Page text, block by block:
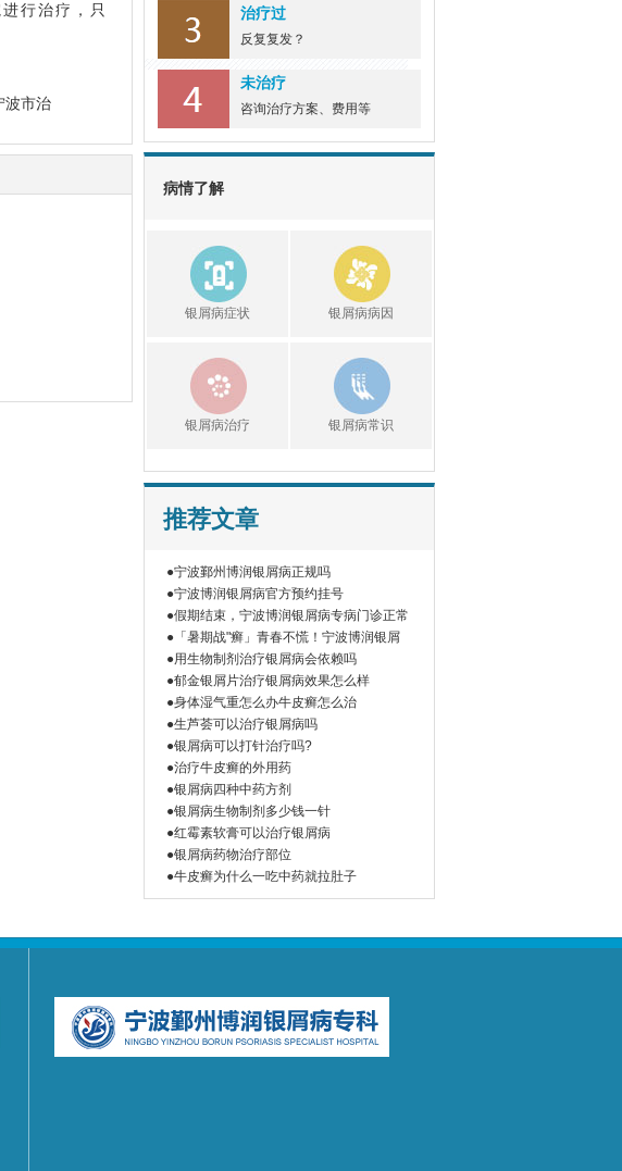
行治疗，只
波市治
治疗过
反复复发？
未治疗
咨询治疗方案、费用等
病情了解
银屑病症状 银屑病病因
银屑病治疗 银屑病常识
推荐文章
●宁波鄞州博润银屑病正规吗
●宁波博润银屑病官方预约挂号
●假期结束，宁波博润银屑病专病门诊正常
●「暑期战"癣」青春不慌！宁波博润银屑
●用生物制剂治疗银屑病会依赖吗
●郁金银屑片治疗银屑病效果怎么样
●身体湿气重怎么办牛皮癣怎么治
●生芦荟可以治疗银屑病吗
●银屑病可以打针治疗吗?
●治疗牛皮癣的外用药
●银屑病四种中药方剂
●银屑病生物制剂多少钱一针
●红霉素软膏可以治疗银屑病
●银屑病药物治疗部位
●牛皮癣为什么一吃中药就拉肚子